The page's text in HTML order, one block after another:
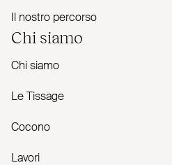
Il nostro percorso
Chi siamo
Chi siamo
Le Tissage
Cocono
Lavori